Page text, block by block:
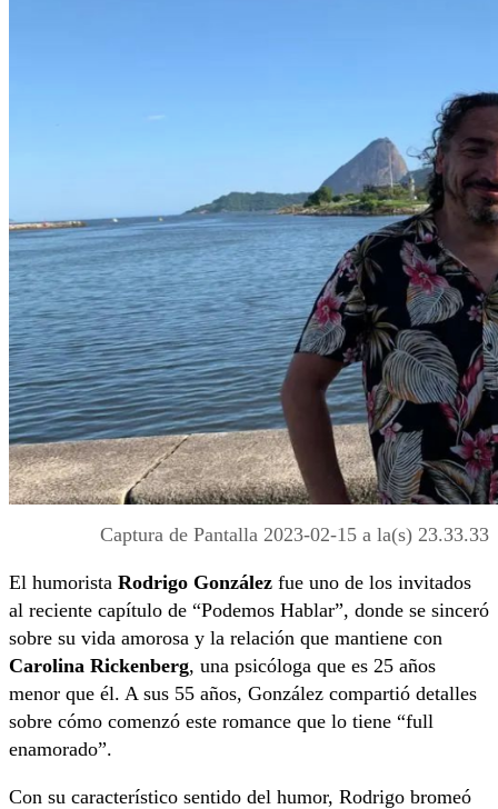
Captura de Pantalla 2023-02-15 a la(s) 23.33.33
El humorista Rodrigo González fue uno de los invitados
al reciente capítulo de “Podemos Hablar”, donde se sinceró
sobre su vida amorosa y la relación que mantiene con
Carolina Rickenberg, una psicóloga que es 25 años
menor que él. A sus 55 años, González compartió detalles
sobre cómo comenzó este romance que lo tiene “full
enamorado”.
Con su característico sentido del humor, Rodrigo bromeó